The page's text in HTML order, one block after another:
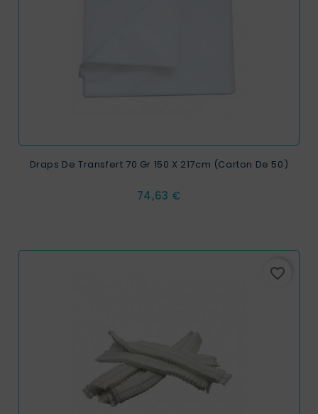
Draps De Transfert 70 Gr 150 X 217cm (carton De 50)
Prix
74,63 €
favorite_border